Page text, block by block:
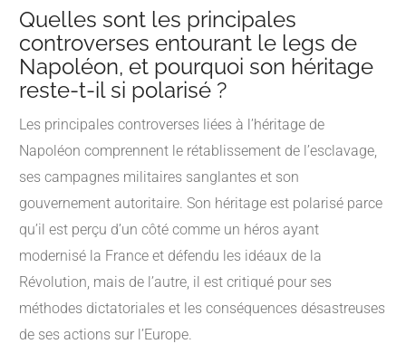
Quelles sont les principales
controverses entourant le legs de
Napoléon, et pourquoi son héritage
reste-t-il si polarisé ?
Les principales controverses liées à l’héritage de
Napoléon comprennent le rétablissement de l’esclavage,
ses campagnes militaires sanglantes et son
gouvernement autoritaire. Son héritage est polarisé parce
qu’il est perçu d’un côté comme un héros ayant
modernisé la France et défendu les idéaux de la
Révolution, mais de l’autre, il est critiqué pour ses
méthodes dictatoriales et les conséquences désastreuses
de ses actions sur l’Europe.